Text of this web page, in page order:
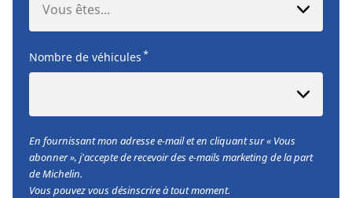
Vous êtes...
Nombre de véhicules *
En fournissant mon adresse e-mail et en cliquant sur « Vous
abonner », j'accepte de recevoir des e-mails marketing de la part
de Michelin.
Vous pouvez vous désinscrire à tout moment.